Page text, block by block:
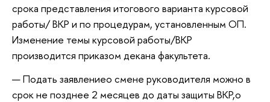
срока представления итогового варианта курсовой
работы/ ВКР и по процедурам, установленным ОП.
Изменение темы курсовой работы/ВКР
производится приказом декана факультета.
Подать заявлениео смене руководителя можно в
срок не позднее 2 месяцев до даты защиты ВКР,о